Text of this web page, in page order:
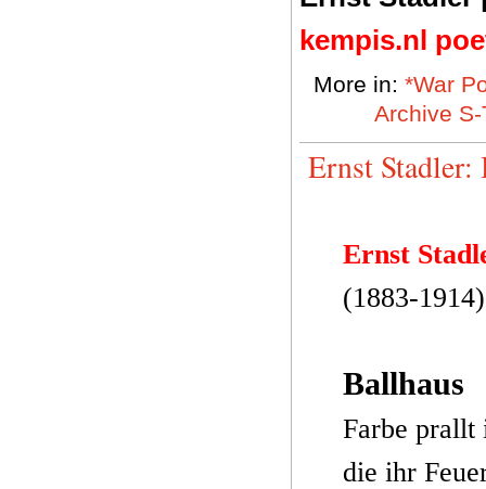
kempis.nl
More in: *War
Archive S-
Ernst Stadler:
Ernst
(1883-1914)
Ballhaus
Farbe prallt
die ihr